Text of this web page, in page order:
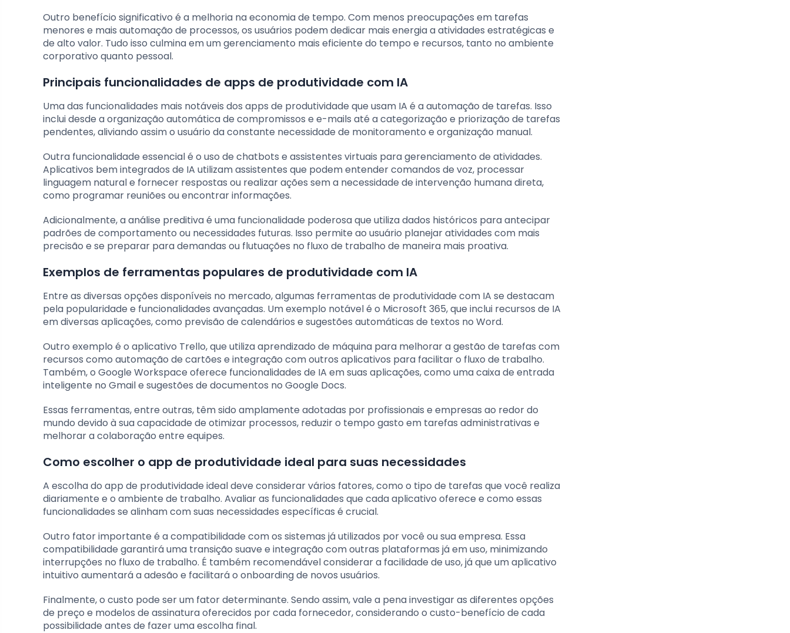
Outro benefício significativo é a melhoria na economia de tempo. Com menos preocupações em tarefas
menores e mais automação de processos, os usuários podem dedicar mais energia a atividades estratégicas e
de alto valor. Tudo isso culmina em um gerenciamento mais eficiente do tempo e recursos, tanto no ambiente
corporativo quanto pessoal.
Principais funcionalidades de apps de produtividade com IA
Uma das funcionalidades mais notáveis dos apps de produtividade que usam IA é a automação de tarefas. Isso
inclui desde a organização automática de compromissos e e-mails até a categorização e priorização de tarefas
pendentes, aliviando assim o usuário da constante necessidade de monitoramento e organização manual.
Outra funcionalidade essencial é o uso de chatbots e assistentes virtuais para gerenciamento de atividades.
Aplicativos bem integrados de IA utilizam assistentes que podem entender comandos de voz, processar
linguagem natural e fornecer respostas ou realizar ações sem a necessidade de intervenção humana direta,
como programar reuniões ou encontrar informações.
Adicionalmente, a análise preditiva é uma funcionalidade poderosa que utiliza dados históricos para antecipar
padrões de comportamento ou necessidades futuras. Isso permite ao usuário planejar atividades com mais
precisão e se preparar para demandas ou flutuações no fluxo de trabalho de maneira mais proativa.
Exemplos de ferramentas populares de produtividade com IA
Entre as diversas opções disponíveis no mercado, algumas ferramentas de produtividade com IA se destacam
pela popularidade e funcionalidades avançadas. Um exemplo notável é o Microsoft 365, que inclui recursos de IA
em diversas aplicações, como previsão de calendários e sugestões automáticas de textos no Word.
Outro exemplo é o aplicativo Trello, que utiliza aprendizado de máquina para melhorar a gestão de tarefas com
recursos como automação de cartões e integração com outros aplicativos para facilitar o fluxo de trabalho.
Também, o Google Workspace oferece funcionalidades de IA em suas aplicações, como uma caixa de entrada
inteligente no Gmail e sugestões de documentos no Google Docs.
Essas ferramentas, entre outras, têm sido amplamente adotadas por profissionais e empresas ao redor do
mundo devido à sua capacidade de otimizar processos, reduzir o tempo gasto em tarefas administrativas e
melhorar a colaboração entre equipes.
Como escolher o app de produtividade ideal para suas necessidades
A escolha do app de produtividade ideal deve considerar vários fatores, como o tipo de tarefas que você realiza
diariamente e o ambiente de trabalho. Avaliar as funcionalidades que cada aplicativo oferece e como essas
funcionalidades se alinham com suas necessidades específicas é crucial.
Outro fator importante é a compatibilidade com os sistemas já utilizados por você ou sua empresa. Essa
compatibilidade garantirá uma transição suave e integração com outras plataformas já em uso, minimizando
interrupções no fluxo de trabalho. É também recomendável considerar a facilidade de uso, já que um aplicativo
intuitivo aumentará a adesão e facilitará o onboarding de novos usuários.
Finalmente, o custo pode ser um fator determinante. Sendo assim, vale a pena investigar as diferentes opções
de preço e modelos de assinatura oferecidos por cada fornecedor, considerando o custo-benefício de cada
possibilidade antes de fazer uma escolha final.